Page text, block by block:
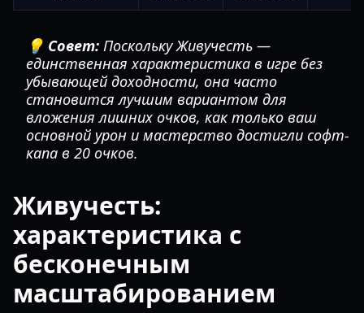
💡 Совет: Поскольку Живучесть —
единственная характеристика в игре без
убывающей доходности, она часто
становится лучшим вариантом для
вложения лишних очков, как только ваш
основной урон и мастерство достигли софт-
капа в 20 очков.
Живучесть:
характеристика с
бесконечным
масштабированием